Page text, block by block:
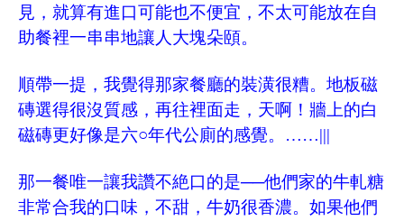
見，就算有進口可能也不便宜，不太可能放在自
助餐裡一串串地讓人大塊朵頤。
順帶一提，我覺得那家餐廳的裝潢很糟。地板磁
磚選得很沒質感，再往裡面走，天啊！牆上的白
磁磚更好像是六○年代公廁的感覺。……|||
那一餐唯一讓我讚不絶口的是──他們家的牛軋糖
非常合我的口味，不甜，牛奶很香濃。如果他們